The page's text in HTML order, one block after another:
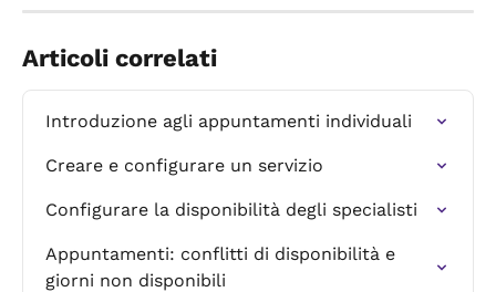
Articoli correlati
Introduzione agli appuntamenti individuali
Creare e configurare un servizio
Configurare la disponibilità degli specialisti
Appuntamenti: conflitti di disponibilità e
giorni non disponibili